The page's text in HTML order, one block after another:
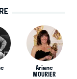
Ariane
MOURIER